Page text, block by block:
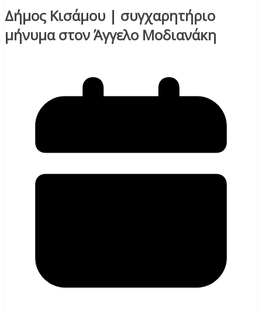
Δήμος Κισάμου | συγχαρητήριο
μήνυμα στον Άγγελο Μοδιανάκη